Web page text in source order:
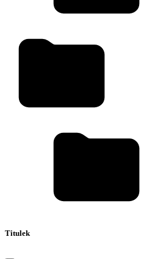
Titulek